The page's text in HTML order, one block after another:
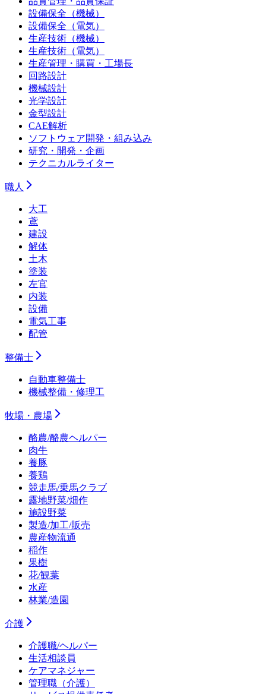
設備保全（機械）
設備保全（電気）
生産技術（機械）
生産技術（電気）
生産管理・購買・工場長
回路設計
機械設計
光学設計
金型設計
CAE解析
ソフトウェア開発・組み込み
研究・開発・企画
テクニカルライター
職人
大工
鳶
建設
解体
土木
塗装
左官
内装
設備
電気工事
配管
整備士
自動車整備士
機械整備・修理工
牧場・農場
酪農/酪農ヘルパー
肉牛
養豚
養鶏
競走馬/乗馬クラブ
露地野菜/畑作
施設野菜
製造/加工/販売
農産物流通
稲作
果樹
花/観葉
水産
林業/造園
介護
介護職/ヘルパー
生活相談員
ケアマネジャー
管理職（介護）